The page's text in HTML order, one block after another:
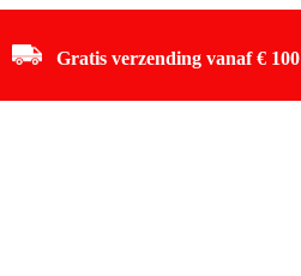
Gratis verzending vanaf € 100